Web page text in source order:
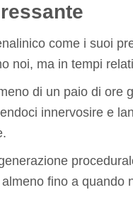
come i suoi
noi, ma in tempi
di un paio di ore
innervosire e
fino a quando